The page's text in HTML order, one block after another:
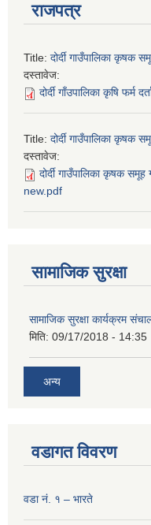
राजपत्र
Title: दोर्दी गाउँपालिका कृषक
दस्तावेज:
दोर्दी गाँउपालिका कृषि फर्म
Title: दोर्दी गाउँपालिका कृषक
दस्तावेज:
दोर्दी गाउँपालिका कृषक
new.pdf
सामाजिक सुरक्षा
सामाजिक सुरक्षा कार्यक्रम
मिति: 09/17/2018 - 14:35
अन्य
वडागत विवरण
वडा नं. १ – भारते